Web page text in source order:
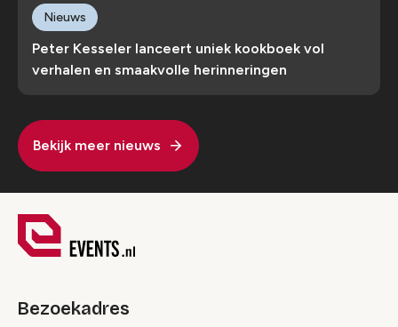
Peter Kesseler lanceert uniek kookboek vol
verhalen en smaakvolle herinneringen
Nieuws
Bekijk meer nieuws
Bezoekadres